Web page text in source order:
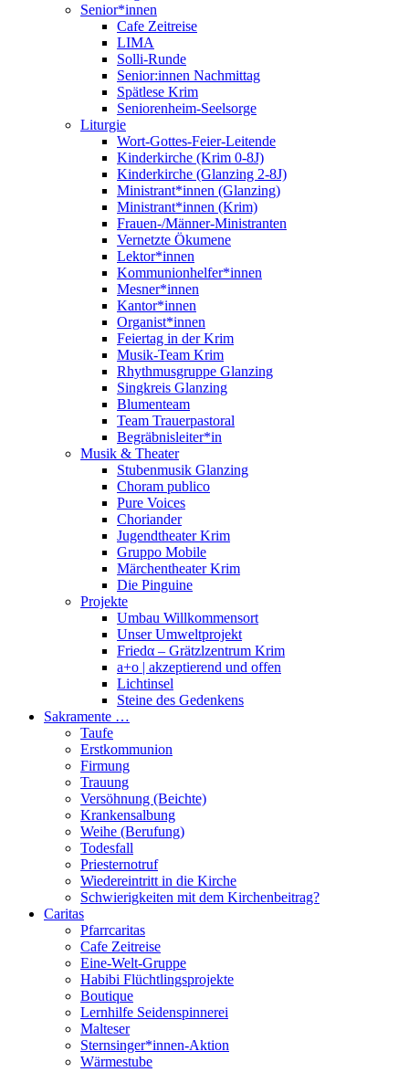
Senior*innen
Cafe Zeitreise
LIMA
Solli-Runde
Senior:innen Nachmittag
Spätlese Krim
Seniorenheim-Seelsorge
Liturgie
Wort-Gottes-Feier-Leitende
Kinderkirche (Krim 0-8J)
Kinderkirche (Glanzing 2-8J)
Ministrant*innen (Glanzing)
Ministrant*innen (Krim)
Frauen-/Männer-Ministranten
Vernetzte Ökumene
Lektor*innen
Kommunionhelfer*innen
Mesner*innen
Kantor*innen
Organist*innen
Feiertag in der Krim
Musik-Team Krim
Rhythmusgruppe Glanzing
Singkreis Glanzing
Blumenteam
Team Trauerpastoral
Begräbnisleiter*in
Musik & Theater
Stubenmusik Glanzing
Choram publico
Pure Voices
Choriander
Jugendtheater Krim
Gruppo Mobile
Märchentheater Krim
Die Pinguine
Projekte
Umbau Willkommensort
Unser Umweltprojekt
Friedα – Grätzlzentrum Krim
a+o | akzeptierend und offen
Lichtinsel
Steine des Gedenkens
Sakramente …
Taufe
Erstkommunion
Firmung
Trauung
Versöhnung (Beichte)
Krankensalbung
Weihe (Berufung)
Todesfall
Priesternotruf
Wiedereintritt in die Kirche
Schwierigkeiten mit dem Kirchenbeitrag?
Caritas
Pfarrcaritas
Cafe Zeitreise
Eine-Welt-Gruppe
Habibi Flüchtlingsprojekte
Boutique
Lernhilfe Seidenspinnerei
Malteser
Sternsinger*innen-Aktion
Wärmestube